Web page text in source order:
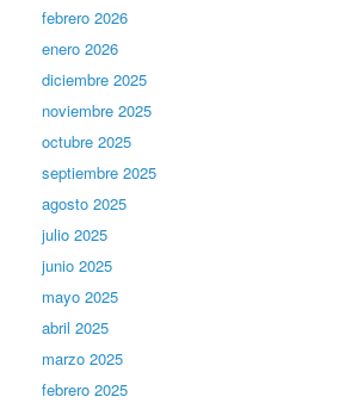
febrero 2026
enero 2026
diciembre 2025
noviembre 2025
octubre 2025
septiembre 2025
agosto 2025
julio 2025
junio 2025
mayo 2025
abril 2025
marzo 2025
febrero 2025